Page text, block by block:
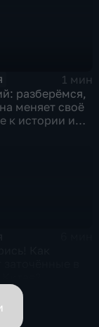
1 мин
разберёмся,
меняет своё
к истории и